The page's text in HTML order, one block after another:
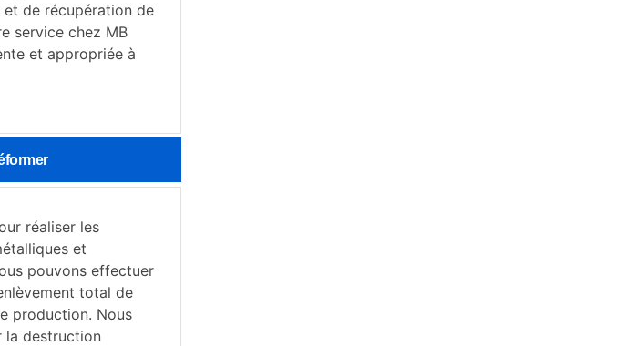
et de récupération de
service chez MB
et appropriée à
réaliser les
et
pouvons effectuer
total de
production. Nous
la destruction